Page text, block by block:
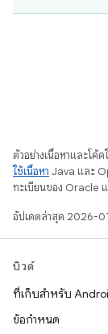
ตัวอย่างเนื้อหาและโค้
ใช้เนื้อหา Java และ
ทะเบียนของ Oracle
อัปเดตล่าสุด 2026-
บิวด์
ที่เก็บสำหรับ
ข้อกำหนด